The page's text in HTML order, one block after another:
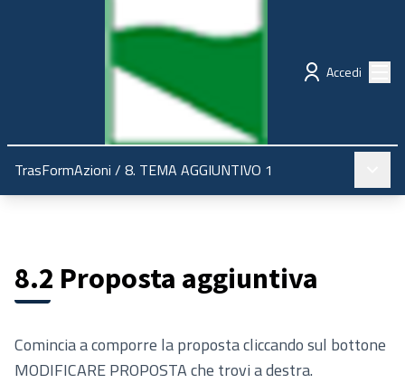
Regione Emilia-Romagna Partecipazione
Accedi
TrasFormAzioni / 8. TEMA AGGIUNTIVO 1
8.2 Proposta aggiuntiva
Comincia a comporre la proposta cliccando sul bottone
MODIFICARE PROPOSTA che trovi a destra.